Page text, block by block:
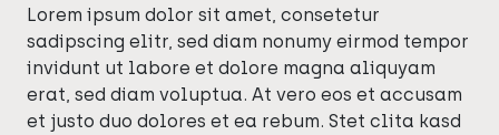
Lorem ipsum dolor sit amet, consetetur
sadipscing elitr, sed diam nonumy eirmod tempor
invidunt ut labore et dolore magna aliquyam
erat, sed diam voluptua. At vero eos et accusam
et justo duo dolores et ea rebum. Stet clita kasd